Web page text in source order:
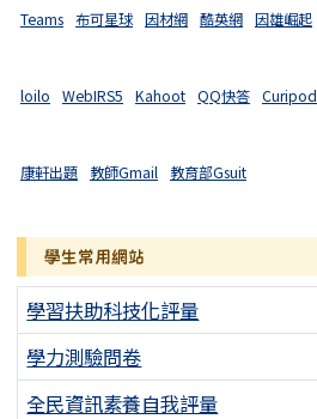
Teams 布可星球 因材網 酷英網 因雄崛起
loilo WebIRS5 Kahoot QQ快答 Curipod
康軒出題 教師Gmail 教育部Gsuit
學生常用網站
學習扶助科技化評量
學力測驗問卷
全民資訊素養自我評量